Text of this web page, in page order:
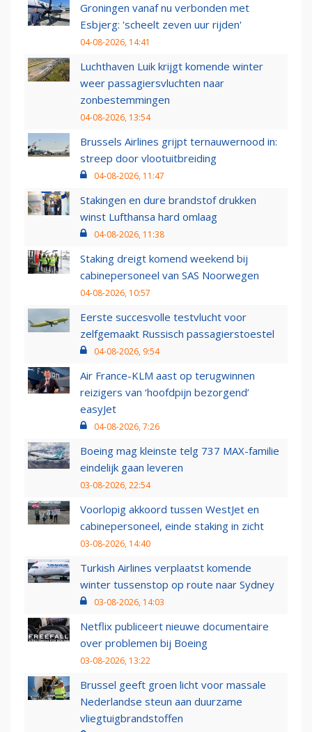
Groningen vanaf nu verbonden met
Esbjerg: 'scheelt zeven uur rijden'
04-08-2026, 14:41
Luchthaven Luik krijgt komende winter
weer passagiersvluchten naar
zonbestemmingen
04-08-2026, 13:54
Brussels Airlines grijpt ternauwernood in:
streep door vlootuitbreiding
04-08-2026, 11:47
Stakingen en dure brandstof drukken
winst Lufthansa hard omlaag
04-08-2026, 11:38
Staking dreigt komend weekend bij
cabinepersoneel van SAS Noorwegen
04-08-2026, 10:57
Eerste succesvolle testvlucht voor
zelfgemaakt Russisch passagierstoestel
04-08-2026, 9:54
Air France-KLM aast op terugwinnen
reizigers van ‘hoofdpijn bezorgend’
easyJet
04-08-2026, 7:26
Boeing mag kleinste telg 737 MAX-familie
eindelijk gaan leveren
03-08-2026, 22:54
Voorlopig akkoord tussen WestJet en
cabinepersoneel, einde staking in zicht
03-08-2026, 14:40
Turkish Airlines verplaatst komende
winter tussenstop op route naar Sydney
03-08-2026, 14:03
Netflix publiceert nieuwe documentaire
over problemen bij Boeing
03-08-2026, 13:22
Brussel geeft groen licht voor massale
Nederlandse steun aan duurzame
vliegtuigbrandstoffen